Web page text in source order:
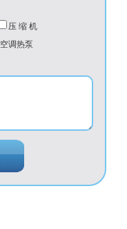
压 缩 机
空调热泵